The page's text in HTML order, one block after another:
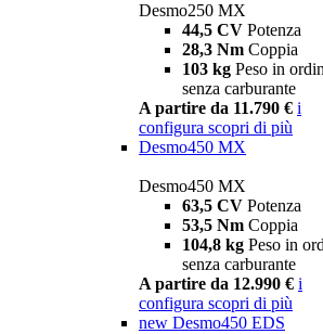
Desmo250 MX
44,5 CV Potenza
28,3 Nm Coppia
103 kg Peso in
senza carburante
A partire da 11.790 € i
configura scopri di più
Desmo450 MX
Desmo450 MX
63,5 CV Potenza
53,5 Nm Coppia
104,8 kg Peso in
senza carburante
A partire da 12.990 € i
configura scopri di più
new Desmo450 EDS